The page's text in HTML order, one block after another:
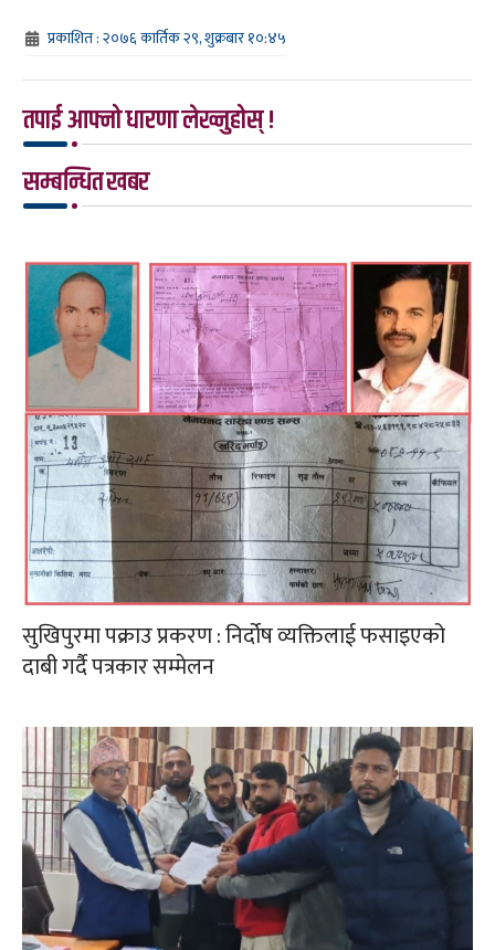
प्रकाशित : २०७६ कार्तिक २९, शुक्रबार १०:४५
तपाई आफ्नो धारणा लेख्नुहोस् !
सम्बन्धित खबर
सुखिपुरमा पक्राउ प्रकरण : निर्दोष व्यक्तिलाई फसाइएको
दाबी गर्दै पत्रकार सम्मेलन